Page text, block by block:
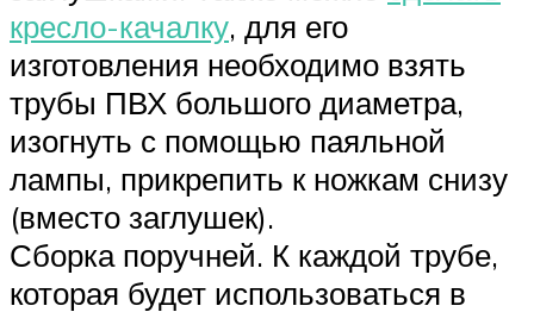
кресло-качалку, для его
изготовления необходимо взять
трубы ПВХ большого диаметра,
изогнуть с помощью паяльной
лампы, прикрепить к ножкам снизу
(вместо заглушек).
Сборка поручней. К каждой трубе,
которая будет использоваться в